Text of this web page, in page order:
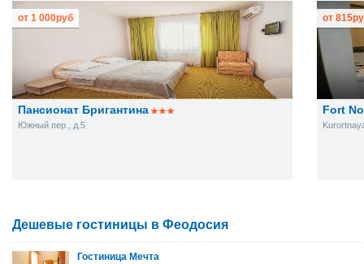
Пансионат Бригантина
Южный пер., д.5
от 1 000руб
Fort
от 815
Дешевые гостиницы в Феодосия
Гостиница Мечта